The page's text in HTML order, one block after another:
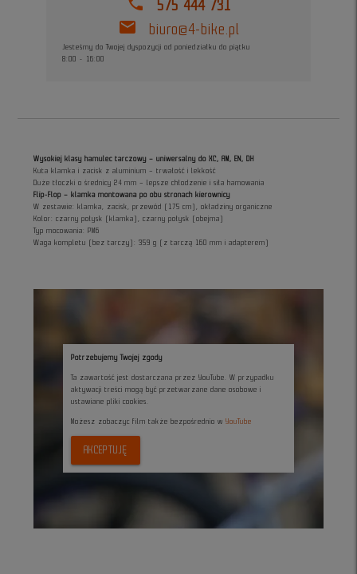
575 444 731
mail biuro@4-bike.pl
Jesteśmy do Twojej dyspozycji od poniedziałku do piątku
8:00 - 16:00
Wysokiej klasy hamulec tarczowy – uniwersalny do XC, AM, EN, DH
Kuta klamka i zacisk z aluminium – trwałość i lekkość
Duże tłoczki o średnicy 24 mm – lepsze chłodzenie i siła hamowania
Flip-Flop – klamka montowana po obu stronach kierownicy
W zestawie: klamka, zacisk, przewód (175 cm), okładziny organiczne
Kolor: czarny połysk (klamka), czarny połysk (obejma)
Typ mocowania: PM6
Waga kompletu (bez tarczy): 359 g (z tarczą 160 mm i adapterem)
Potrzebujemy Twojej zgody
Ta zawartość jest dostarczana przez YouTube. W przypadku
aktywacji treści mogą być przetwarzane dane osobowe i
ustawiane pliki cookies.
Możesz zobaczyc film także bezpośrednio w YouTube
AKCEPTUJĘ